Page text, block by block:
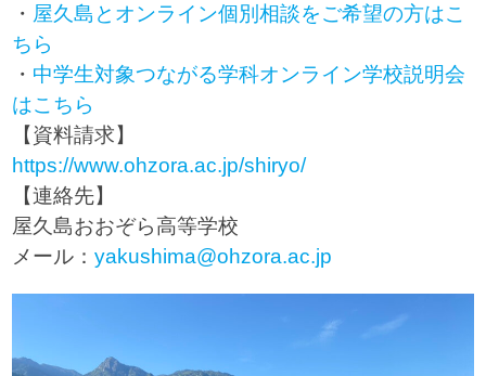
・ 屋久島とオンライン個別相談をご希望の方はこ
ちら
・ 中学生対象つながる学科オンライン学校説明会
はこちら
【資料請求】
https://www.ohzora.ac.jp/shiryo/
【連絡先】
屋久島おおぞら高等学校
メール： yakushima@ohzora.ac.jp